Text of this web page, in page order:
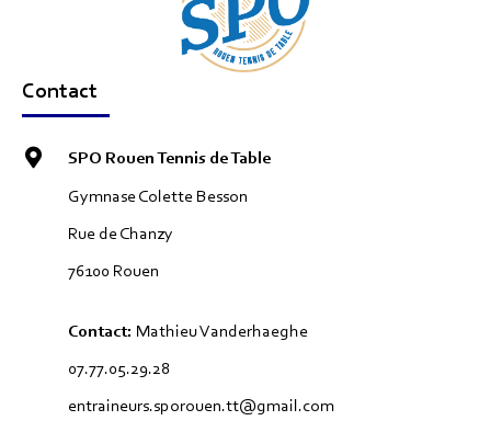
Contact
SPO Rouen Tennis de Table
Gymnase Colette Besson
Rue de Chanzy
76100 Rouen
Contact: Mathieu Vanderhaeghe
07.77.05.29.28
entraineurs.sporouen.tt@gmail.com